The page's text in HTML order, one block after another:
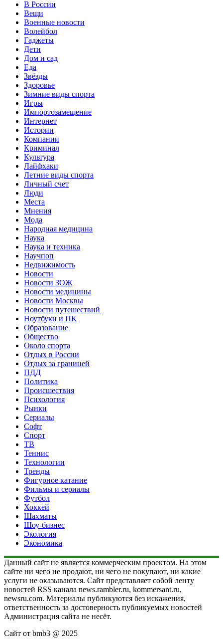
В России
Вещи
Военные новости
Волейбол
Гаджеты
Дети
Дом и сад
Еда
Звёзды
Здоровье
Зимние виды спорта
Игры
Импортозамещение
Интернет
Истории
Компании
Криминал
Культура
Лайфхаки
Летние виды спорта
Личный счет
Люди
Места
Мнения
Мода
Народная медицина
Наука
Наука и техника
Научпоп
Недвижимость
Новости
Новости ЗОЖ
Новости медицины
Новости Москвы
Новости путешествий
Ноутбуки и ПК
Образование
Общество
Около спорта
Отдых в России
Отдых за границей
ПДД
Политика
Происшествия
Психология
Рынки
Сериалы
Софт
Спорт
ТВ
Теннис
Технологии
Тренды
Фигурное катание
Фильмы и сериалы
Футбол
Хоккей
Шахматы
Шоу-бизнес
Экология
Экономика
Данный сайт не является коммерческим проектом. На этом
сайте ни чего не продают, ни чего не покупают, ни какие
услуги не оказываются. Сайт представляет собой ленту
новостей RSS канала news.rambler.ru, kommersant.ru,
newsru.com. Материалы публикуются без искажения,
ответственность за достоверность публикуемых новостей
Администрация сайта не несёт.
Сайт от bmb3 @ 2025